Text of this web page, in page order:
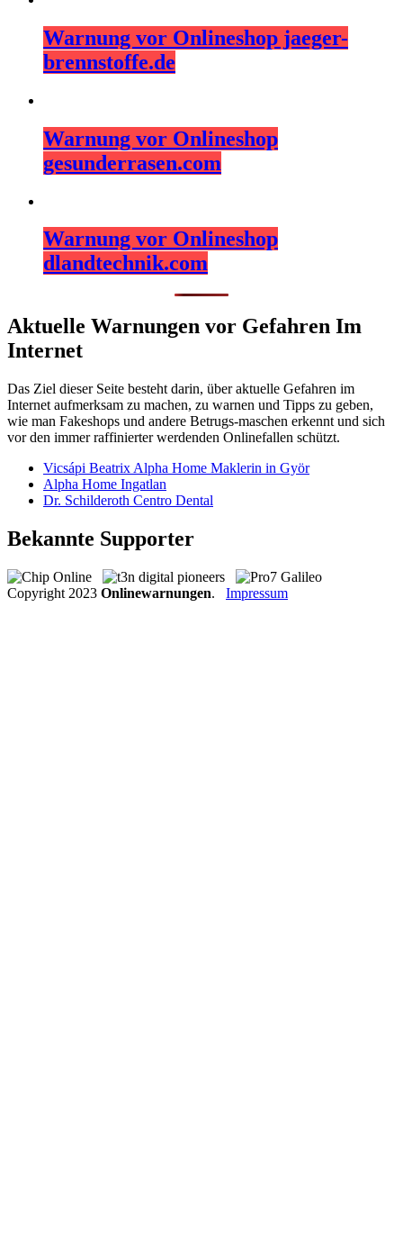
Warnung vor Onlineshop jaeger-
brennstoffe.de
Warnung vor Onlineshop
gesunderrasen.com
Warnung vor Onlineshop
dlandtechnik.com
Aktuelle Warnungen vor Gefahren Im
Internet
Das Ziel dieser Seite besteht darin, über aktuelle Gefahren im
Internet aufmerksam zu machen, zu warnen und Tipps zu geben,
wie man Fakeshops und andere Betrugs-maschen erkennt und sich
vor den immer raffinierter werdenden Onlinefallen schützt.
Vicsápi Beatrix Alpha Home Maklerin in Györ
Alpha Home Ingatlan
Dr. Schilderoth Centro Dental
Bekannte Supporter
Copyright 2023 Onlinewarnungen. Impressum